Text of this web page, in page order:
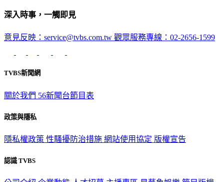
深入時事，一觸即見
意見反映：service@tvbs.com.tw 觀眾服務專線：02-2656-1599
TVBS新聞網
關於我們 56新聞台節目表
政策與隱私
隱私權政策 性騷擾防治措施 網站使用協定 版權宣告
認識 TVBS